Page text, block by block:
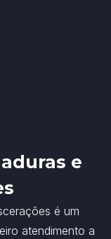
e
é um
atendimento a